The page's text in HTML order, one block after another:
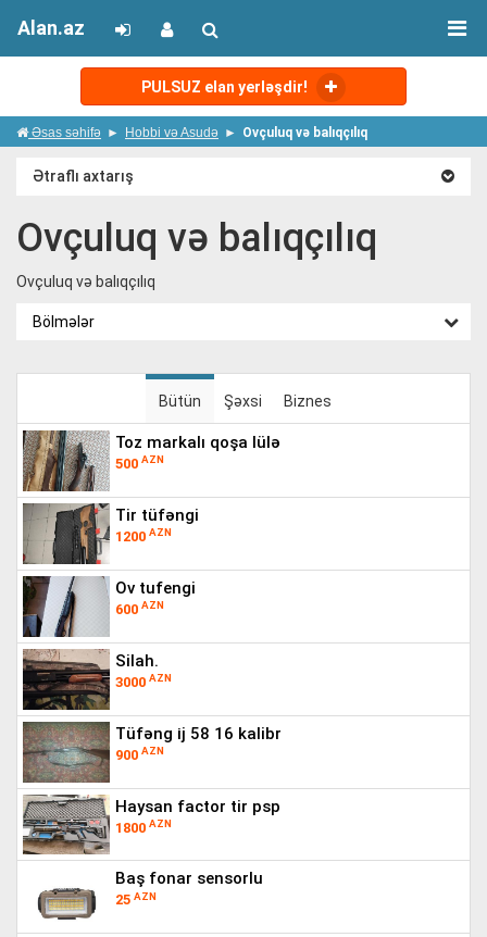
PULSUZ elan yerləşdir!
Alan.az
Əsas səhifə Hobbi və Asudə Ovçuluq və balıqçılıq
Ətraflı axtarış
Ovçuluq və balıqçılıq
Ovçuluq və balıqçılıq
Bölmələr
Bütün Şəxsi Biznes
toz markalı qoşa lülə
500 AZN
tir tüfəngi
1200 AZN
ov tufengi
600 AZN
silah.
3000 AZN
tüfəng i̇j 58 16 kalibr
900 AZN
haysan factor tir psp
1800 AZN
baş fonar sensorlu
25 AZN